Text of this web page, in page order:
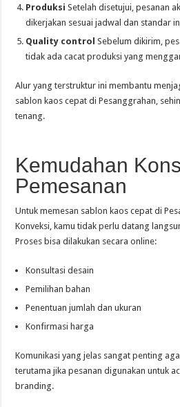
Produksi Setelah disetujui, pesanan
dikerjakan sesuai jadwal dan standar
Quality control Sebelum dikirim,
tidak ada cacat produksi yang
Alur yang terstruktur ini membantu
sablon kaos cepat di Pesanggrahan,
tenang.
Kemudahan
Pemesanan
Untuk memesan sablon kaos cepat di
Konveksi, kamu tidak perlu datang
Proses bisa dilakukan secara online:
Konsultasi desain
Pemilihan bahan
Penentuan jumlah dan ukuran
Konfirmasi harga
Komunikasi yang jelas sangat penting
terutama jika pesanan digunakan untuk
branding.